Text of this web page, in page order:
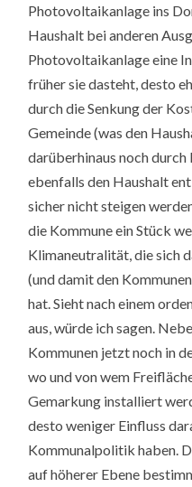
Photovoltaikanlage ins
Haushalt bei anderen
Photovoltaikanlage eine
früher sie dasteht, desto
durch die Senkung der
Gemeinde (was den
darüberhinaus noch
ebenfalls den Haushalt
sicher nicht steigen
die Kommune ein Stück
Klimaneutralität, die sich
(und damit den
hat. Sieht nach einem
aus, würde ich sagen.
Kommunen jetzt noch in
wo und von wem
Gemarkung installiert
desto weniger Einfluss
Kommunalpolitik haben.
auf höherer Ebene